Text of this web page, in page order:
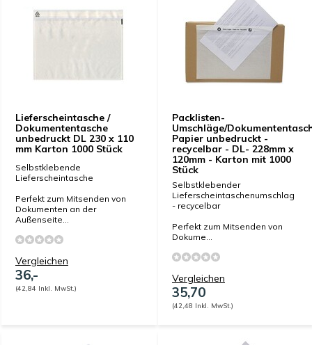
Lieferscheintasche /
Dokumententasche
unbedruckt DL 230 x 110
mm Karton 1000 Stück
Selbstklebende
Lieferscheintasche
Perfekt zum Mitsenden von
Dokumenten an der
Außenseite...
Vergleichen
36,-
(42,84 Inkl. MwSt.)
Packlisten-
Umschläge/
Papier unbedruckt -
recycelbar - DL- 228mm x
120mm - Karton mit 1000
Stück
Selbstklebender
Lieferscheintaschenumschlag
- recycelbar
Perfekt zum Mitsenden von
Dokume...
Vergleichen
35,70
(42,48 Inkl. MwSt.)